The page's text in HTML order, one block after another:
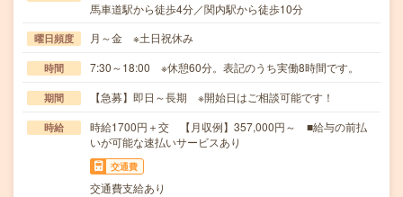
馬車道駅から徒歩4分／関内駅から徒歩10分
曜日頻度 月～金 ※土日祝休み
時間 7:30～18:00 ※休憩60分。表記のうち実働8時間です。
期間 【急募】即日～長期 ※開始日はご相談可能です！
時給
時給1700円＋交 【月収例】357,000円～ ■給与の前払
いが可能な速払いサービスあり
交通費
交通費支給あり